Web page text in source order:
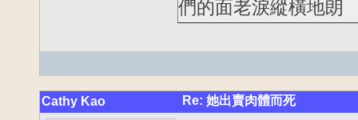
們的面老淚縱橫地朗
Cathy Kao Re: 她出賣肉體而死